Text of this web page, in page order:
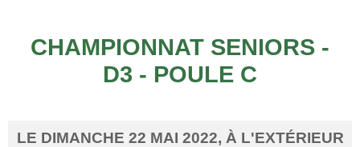
CHAMPIONNAT SENIORS -
D3 - POULE C
LE DIMANCHE 22 MAI 2022, À L'EXTÉRIEUR